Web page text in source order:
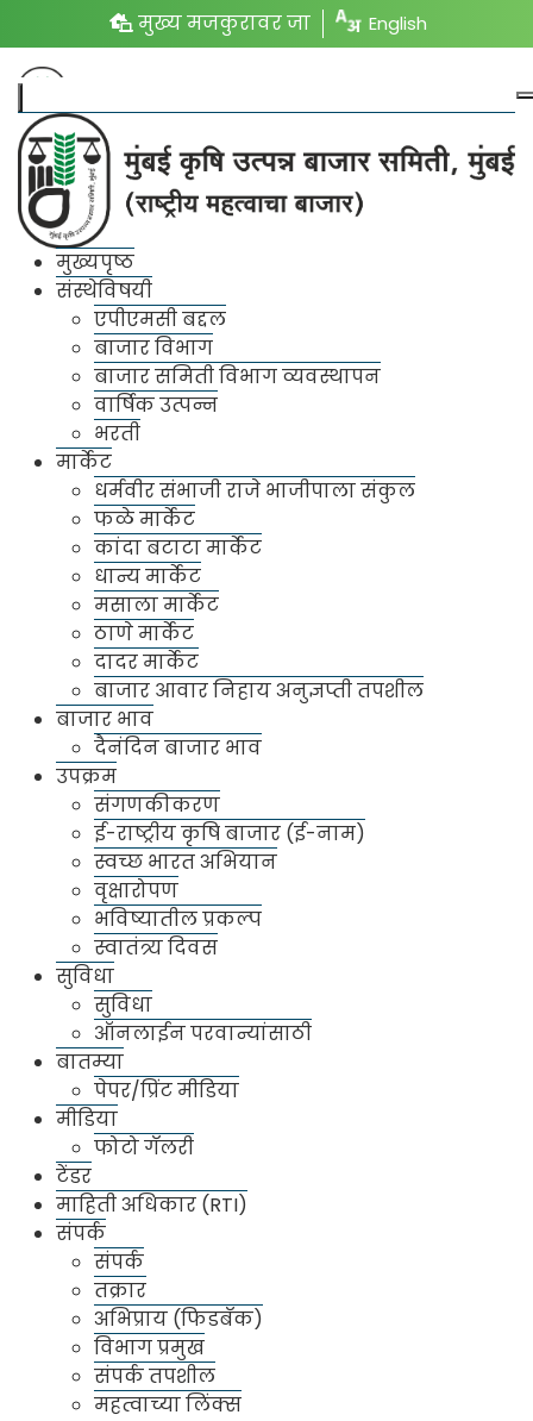
English
मुख्य मजकुरावर जा
मुख्यपृष्ठ
संस्थेविषयी
एपीएमसी बद्दल
बाजार विभाग
बाजार समिती विभाग व्यवस्थापन
वार्षिक उत्पन्न
भरती
मार्केट
धर्मवीर संभाजी राजे भाजीपाला संकुल
फळे मार्केट
कांदा बटाटा मार्केट
धान्य मार्केट
मसाला मार्केट
ठाणे मार्केट
दादर मार्केट
बाजार आवार निहाय अनुज्ञप्ती तपशील
बाजार भाव
दैनंदिन बाजार भाव
उपक्रम
संगणकीकरण
ई-राष्ट्रीय कृषि बाजार (ई-नाम)
स्वच्छ भारत अभियान
वृक्षारोपण
भविष्यातील प्रकल्प
स्वातंत्र्य दिवस
सुविधा
सुविधा
ऑनलाईन परवान्यांसाठी
बातम्या
पेपर/प्रिंट मीडिया
मीडिया
फोटो गॅलरी
टेंडर
माहिती अधिकार (RTI)
संपर्क
संपर्क
तक्रार
अभिप्राय (फिडबॅक)
विभाग प्रमुख
संपर्क तपशील
महत्वाच्या लिंक्स
संपर्क तपशील
मुंबई कृषि उत्पन्न
बाजार समिती,
मुंबई (राष्ट्रीय
मुख्य कार्यालय,
प्रशासकीय इमारत,
सेक्टर 18 , वाशी , नवी
मुंबई. ४००७०३
०२२-२७८८८४१४/२७८८१४००
mapmc123@gmail.com
संस्थेविषयी
एपीएमसी बद्दल
बाजार समिती विभाग व्यवस्थापन
भरती
मार्केट
धर्मवीर संभाजी राजे भाजीपाला संकुल
धान्य मार्केट
दादर मार्केट
बाजार आवार निहाय अनुज्ञप्ती तपशील
बाजार भाव